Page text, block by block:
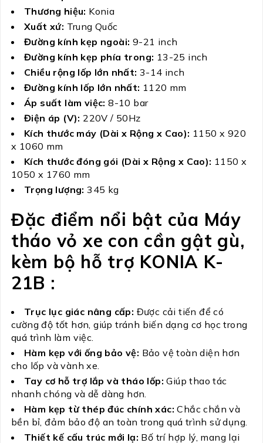
Thương hiệu: Konia
Xuất xứ: Trung Quốc
Đường kính kẹp ngoài: 9-21 inch
Đường kính kẹp phía trong: 13-25 inch
Chiều rộng lốp lớn nhất: 3-14 inch
Đường kính lốp lớn nhất: 1120 mm
Áp suất làm việc: 8-10 bar
Điện áp (V): 220V / 50Hz
Kích thước máy (Dài x Rộng x Cao): 1150 x 920
x 1060 mm
Kích thước đóng gói (Dài x Rộng x Cao): 1150 x
1050 x 1760 mm
Trọng lượng: 345 kg
Đặc điểm nổi bật của Máy
tháo vỏ xe con cần gật gù,
kèm bộ hỗ trợ KONIA K-
21B :
Trục lục giác nâng cấp: Được cải tiến để có
cường độ tốt hơn, giúp tránh biến dạng cơ học trong
quá trình làm việc.
Hàm kẹp với ống bảo vệ: Bảo vệ toàn diện hơn
cho lốp và vành xe.
Tay cơ hỗ trợ lắp và tháo lốp: Giúp thao tác
nhanh chóng và dễ dàng hơn.
Hàm kẹp từ thép đúc chính xác: Chắc chắn và
bền bỉ, đảm bảo độ an toàn trong quá trình sử dụng.
Thiết kế cấu trúc mới lạ: Bố trí hợp lý, mang lại